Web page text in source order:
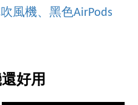
風機、黑色AirPods
好用